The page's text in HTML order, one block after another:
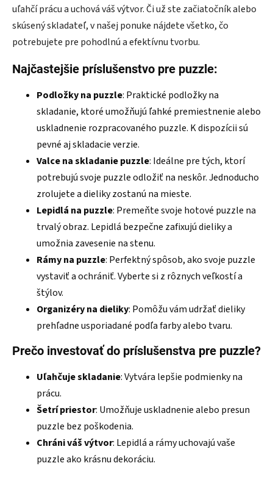
uľahčí prácu a uchová váš výtvor. Či už ste začiatočník alebo
skúsený skladateľ, v našej ponuke nájdete všetko, čo
potrebujete pre pohodlnú a efektívnu tvorbu.
Najčastejšie príslušenstvo pre puzzle:
Podložky na puzzle: Praktické podložky na
skladanie, ktoré umožňujú ľahké premiestnenie alebo
uskladnenie rozpracovaného puzzle. K dispozícii sú
pevné aj skladacie verzie.
Valce na skladanie puzzle: Ideálne pre tých, ktorí
potrebujú svoje puzzle odložiť na neskôr. Jednoducho
zrolujete a dieliky zostanú na mieste.
Lepidlá na puzzle: Premeňte svoje hotové puzzle na
trvalý obraz. Lepidlá bezpečne zafixujú dieliky a
umožnia zavesenie na stenu.
Rámy na puzzle: Perfektný spôsob, ako svoje puzzle
vystaviť a ochrániť. Vyberte si z rôznych veľkostí a
štýlov.
Organizéry na dieliky: Pomôžu vám udržať dieliky
prehľadne usporiadané podľa farby alebo tvaru.
Prečo investovať do príslušenstva pre puzzle?
Uľahčuje skladanie: Vytvára lepšie podmienky na
prácu.
Šetrí priestor: Umožňuje uskladnenie alebo presun
puzzle bez poškodenia.
Chráni váš výtvor: Lepidlá a rámy uchovajú vaše
puzzle ako krásnu dekoráciu.